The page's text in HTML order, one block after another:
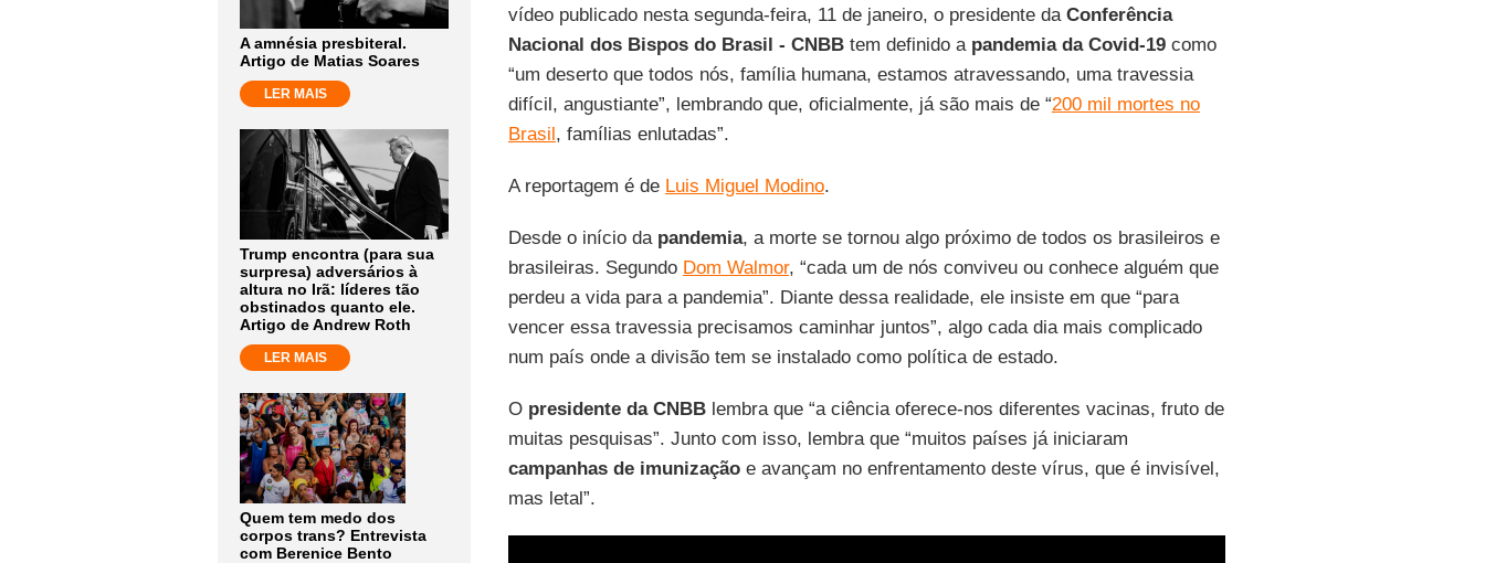
A amnésia presbiteral.
Artigo de Matias Soares
LER MAIS
Trump encontra (para sua
surpresa) adversários à
altura no Irã: líderes tão
obstinados quanto ele.
Artigo de Andrew Roth
LER MAIS
Quem tem medo dos
corpos trans? Entrevista
com Berenice Bento
vídeo publicado nesta segunda-feira, 11 de janeiro, o presidente da Conferência
Nacional dos Bispos do Brasil - CNBBtem definido a pandemia da Covid-19como
“um deserto que todos nós, família humana, estamos atravessando, uma travessia
difícil, angustiante”, lembrando que, oficialmente, já são mais de “200 mil mortes no
Brasil, famílias enlutadas”.
A reportagem é de Luis Miguel Modino.
Desde o início da pandemia, a morte se tornou algo próximo de todos os brasileiros e
brasileiras. Segundo Dom Walmor, “cada um de nós conviveu ou conhece alguém que
perdeu a vida para a pandemia”. Diante dessa realidade, ele insiste em que “para
vencer essa travessia precisamos caminhar juntos”, algo cada dia mais complicado
num país onde a divisão tem se instalado como política de estado.
O presidente da CNBBlembra que “a ciência oferece-nos diferentes vacinas, fruto de
muitas pesquisas”. Junto com isso, lembra que “muitos países já iniciaram
campanhas de imunizaçãoe avançam no enfrentamento deste vírus, que é invisível,
mas letal”.